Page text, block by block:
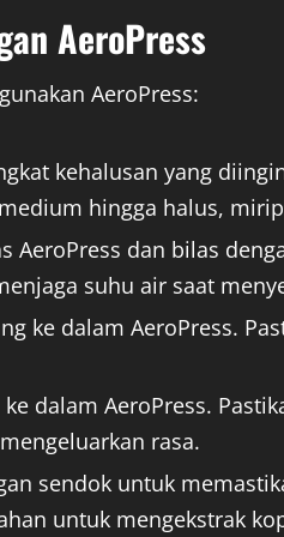
AeroPress
AeroPress:
kehalusan yang
hingga halus,
AeroPress dan bilas
suhu air saat
ke dalam AeroPress.
dalam AeroPress.
rasa.
sendok untuk
untuk mengekstrak